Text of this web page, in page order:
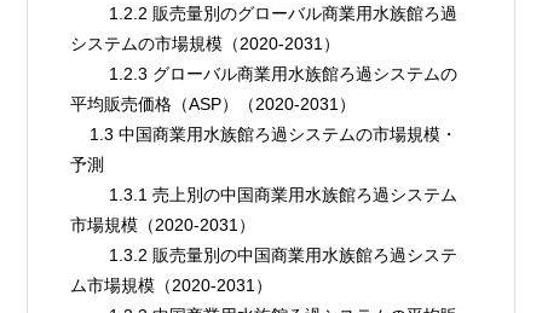
システムの市場規模（2020-2031）
平均販売価格（ASP）（2020-2031）
予測
市場規模（2020-2031）
ム市場規模（2020-2031）